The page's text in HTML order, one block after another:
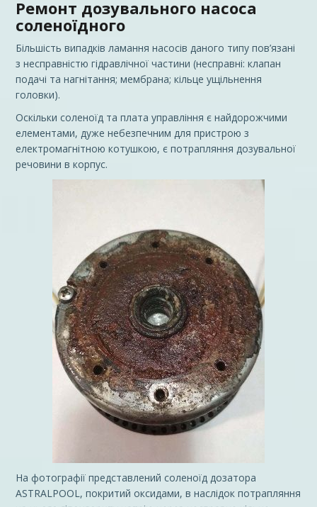
Ремонт дозувального насоса
соленоїдного
Більшість випадків ламання насосів даного типу пов’язані
з несправністю гідравлічної частини (несправні: клапан
подачі та нагнітання; мембрана; кільце ущільнення
головки).
Оскільки соленоїд та плата управління є найдорожчими
елементами, дуже небезпечним для пристрою з
електромагнітною котушкою, є потрапляння дозувальної
речовини в корпус.
На фотографії представлений соленоїд дозатора
ASTRALPOOL, покритий оксидами, в наслідок потрапляння